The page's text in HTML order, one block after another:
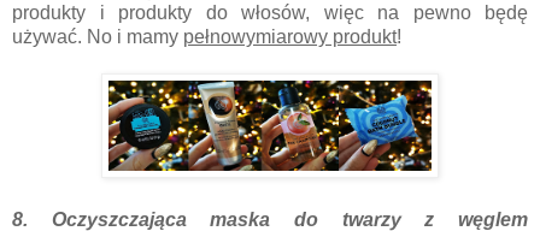
produkty i produkty do włosów, więc na pewno będę
używać. No i mamy pełnowymiarowy produkt!
8. Oczyszczająca maska do twarzy z węglem